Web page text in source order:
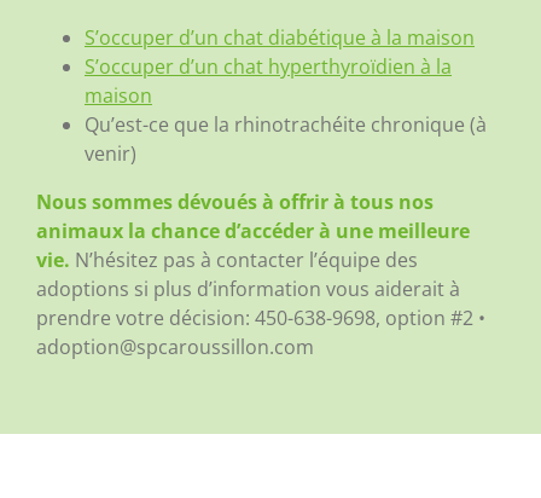
S’occuper d’un chat diabétique à la maison
S’occuper d’un chat hyperthyroïdien à la
maison
Qu’est-ce que la rhinotrachéite chronique (à
venir)
Nous sommes dévoués à offrir à tous nos
animaux la chance d’accéder à une meilleure
vie. N’hésitez pas à contacter l’équipe des
adoptions si plus d’information vous aiderait à
prendre votre décision: 450-638-9698, option #2 •
adoption@spcaroussillon.com